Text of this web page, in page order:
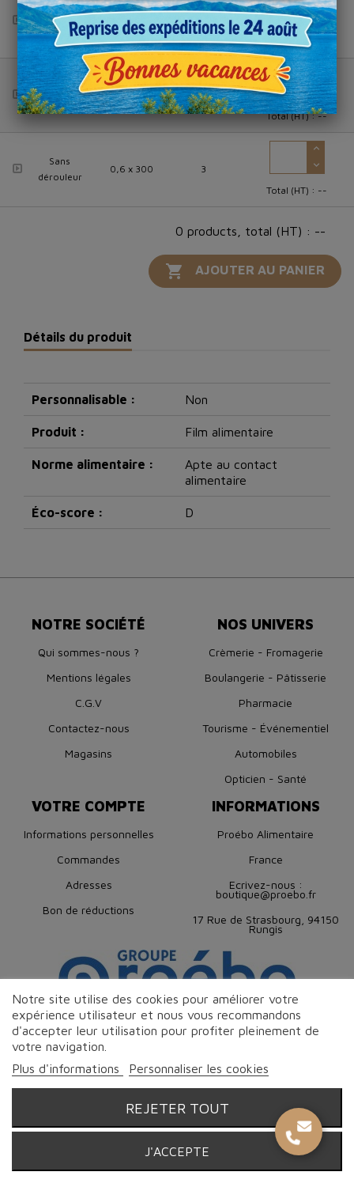
Sans
dérouleur
0.3 x 500
4
Total (HT) :
Sans
dérouleur
0.45 x
500
4
Total (HT) :--
Sans
dérouleur
0,6 x 300
3
Total (HT) : --
0 products, total (HT) : --
 AJOUTER AU PANIER
Détails du produit
Personnalisable : Non
Produit : Film alimentaire
Norme alimentaire :
Apte au contact
alimentaire
Éco-score : D
NOTRE SOCIÉTÉ
Qui sommes-nous ?
Mentions légales
C.G.V
Contactez-nous
Magasins
NOS UNIVERS
Crèmerie - Fromagerie
Boulangerie - Pâtisserie
Pharmacie
Tourisme - Événementiel
Automobiles
Opticien - Santé
VOTRE COMPTE
Informations personnelles
Commandes
Adresses
Bon de réductions
INFORMATIONS
Proébo Alimentaire
France
Ecrivez-nous :
boutique@proebo.fr
17 Rue de Strasbourg, 94150
Rungis
Notre site utilise des cookies pour améliorer votre
expérience utilisateur et nous vous recommandons
d'accepter leur utilisation pour profiter pleinement de
votre navigation.
Plus d'informations
Personnaliser les cookies
REJETER TOUT
J'ACCEPTE
© Proebo Alimentaire - Boucherie Charcuterie Traiteur - 2026 |